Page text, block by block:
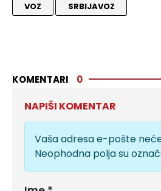
VOZ SRBIJAVOZ
KOMENTARI 0
NAPIŠI KOMENTAR
Vaša adresa e-pošte
Neophodna polja su